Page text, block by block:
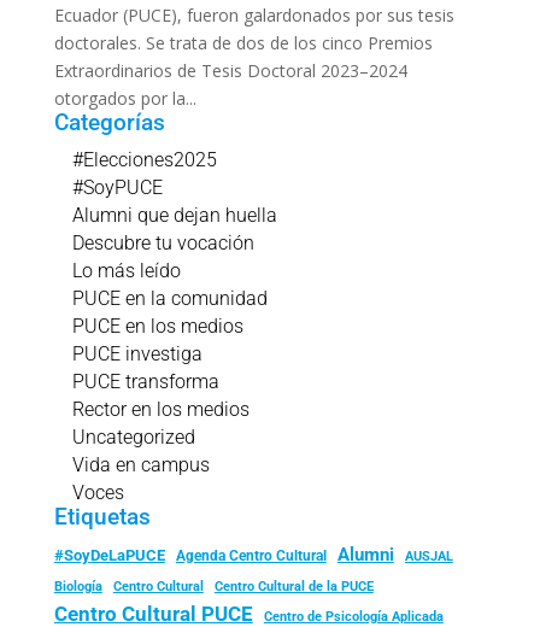
Ecuador (PUCE), fueron galardonados por sus tesis
doctorales. Se trata de dos de los cinco Premios
Extraordinarios de Tesis Doctoral 2023–2024
otorgados por la...
Categorías
#Elecciones2025
#SoyPUCE
Alumni que dejan huella
Descubre tu vocación
Lo más leído
PUCE en la comunidad
PUCE en los medios
PUCE investiga
PUCE transforma
Rector en los medios
Uncategorized
Vida en campus
Voces
Etiquetas
#SoyDeLaPUCE Agenda Centro Cultural Alumni
AUSJAL
Biología
Centro Cultural Centro Cultural de la PUCE
Centro Cultural PUCE Centro de Psicología Aplicada